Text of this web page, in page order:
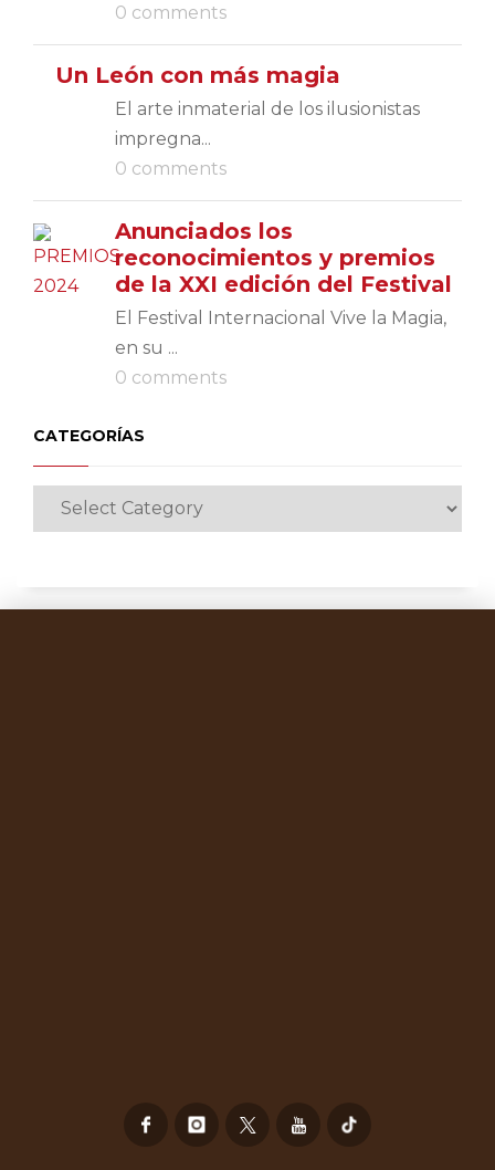
0 comments
Un León con más magia
El arte inmaterial de los ilusionistas
impregna...
0 comments
Anunciados los
reconocimientos y premios
de la XXI edición del Festival
El Festival Internacional Vive la Magia,
en su ...
0 comments
CATEGORÍAS